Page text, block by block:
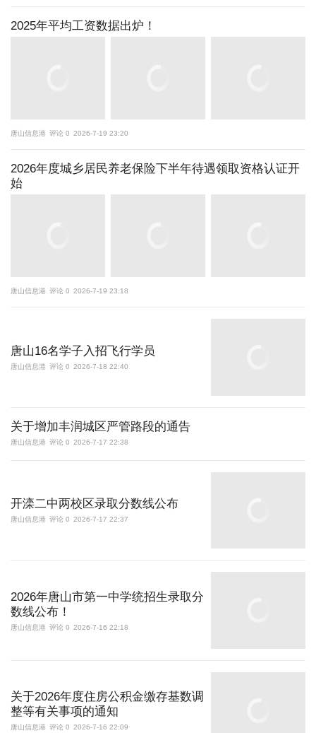
2025年平均工资数据出炉！
唐山信息港 评论 0 2026-7-19 23:20
2026年度城乡居民养老保险下半年待遇领取资格认证开
始
唐山信息港 评论 0 2026-7-19 23:18
唐山16名学子入招飞行学员
唐山信息港 评论 0 2026-7-18 22:40
关于增加丰润城区严管路段的通告
唐山信息港 评论 0 2026-7-17 22:38
开滦二中两校区录取分数线公布
唐山信息港 评论 0 2026-7-17 22:37
2026年唐山市第一中学统招生录取分
数线公布！
唐山信息港 评论 0 2026-7-16 22:18
关于2026年度住房公积金缴存基数调
整等有关事项的通知
唐山信息港 评论 0 2026-7-16 22:09